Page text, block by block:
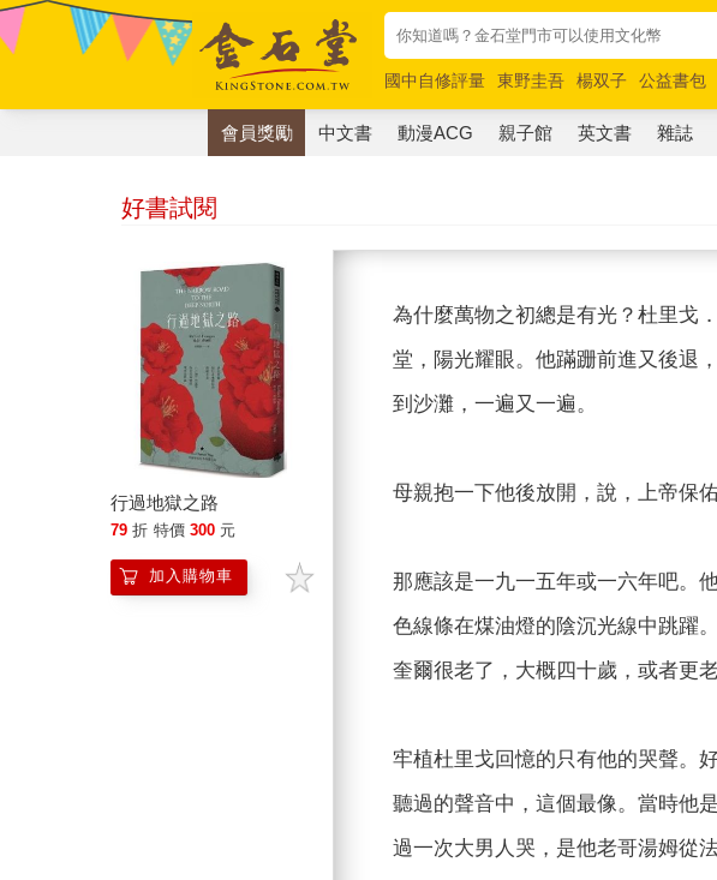
國中自修評量 東野圭吾 楊双子 公益書包
唯紅花綻放
奧德賽 路邊攤新作 馬斯克
會員獎勵 中文書 動漫ACG 親子館 英文書 雜誌
好書試閱
行過地獄之路
79 折 特價 300 元
加入購物車
為什麼萬物之初總是有光？杜里戈
堂，陽光耀眼。他蹣跚前進又後退
到沙灘，一遍又一遍。
母親抱一下他後放開，說，上帝保佑
那應該是一九一五年或一六年吧。
色線條在煤油燈的陰沉光線中跳躍
奎爾很老了，大概四十歲，或者更
牢植杜里戈回憶的只有他的哭聲。
聽過的聲音中，這個最像。當時他
過一次大男人哭，是他老哥湯姆從